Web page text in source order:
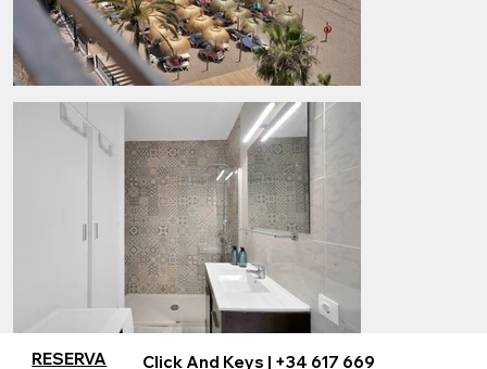
RESERVA
Click And Keys | +34 617 669